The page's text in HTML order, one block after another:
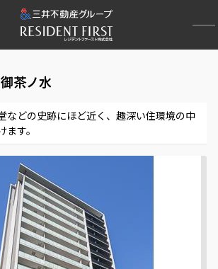
茶ノ水
などの史跡にほど近く、趣深い住環境の中
す。